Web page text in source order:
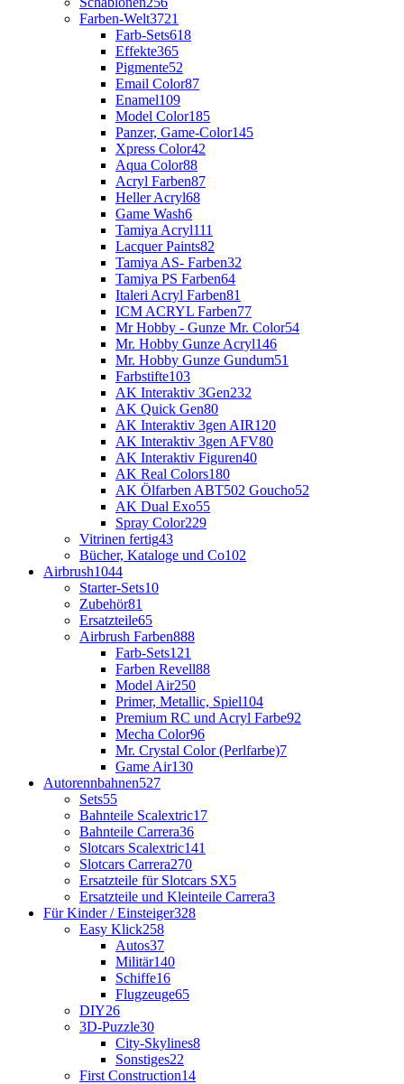
Farben-Welt3721
Farb-Sets618
Effekte365
Pigmente52
Email Color87
Enamel109
Model Color185
Panzer, Game-Color145
Xpress Color42
Aqua Color88
Acryl Farben87
Heller Acryl68
Game Wash6
Tamiya Acryl111
Lacquer Paints82
Tamiya AS- Farben32
Tamiya PS Farben64
Italeri Acryl Farben81
ICM ACRYL Farben77
Mr Hobby - Gunze Mr. Color54
Mr. Hobby Gunze Acryl146
Mr. Hobby Gunze Gundum51
Farbstifte103
AK Interaktiv 3Gen232
AK Quick Gen80
AK Interaktiv 3gen AIR120
AK Interaktiv 3gen AFV80
AK Interaktiv Figuren40
AK Real Colors180
AK Ölfarben ABT502 Goucho52
AK Dual Exo55
Spray Color229
Vitrinen fertig43
Bücher, Kataloge und Co102
Airbrush1044
Starter-Sets10
Zubehör81
Ersatzteile65
Airbrush Farben888
Farb-Sets121
Farben Revell88
Model Air250
Primer, Metallic, Spiel104
Premium RC und Acryl Farbe92
Mecha Color96
Mr. Crystal Color (Perlfarbe)7
Game Air130
Autorennbahnen527
Sets55
Bahnteile Scalextric17
Bahnteile Carrera36
Slotcars Scalextric141
Slotcars Carrera270
Ersatzteile für Slotcars SX5
Ersatzteile und Kleinteile Carrera3
Für Kinder / Einsteiger328
Easy Klick258
Autos37
Militär140
Schiffe16
Flugzeuge65
DIY26
3D-Puzzle30
City-Skylines8
Sonstiges22
First Construction14